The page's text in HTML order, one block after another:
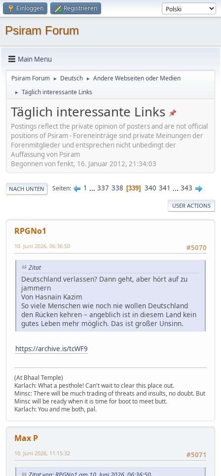
Einloggen Registrieren
Psiram Forum
Main Menu
Psiram Forum ► Deutsch ► Andere Webseiten oder Medien
► Täglich interessante Links
Täglich interessante Links
Postings reflect the private opinion of posters and are not official
positions of Psiram - Foreneinträge sind private Meinungen der
Forenmitglieder und entsprechen nicht unbedingt der
Auffassung von Psiram
Begonnen von fenkt, 16. Januar 2012, 21:34:03
NACH UNTEN Seiten 1 ... 337 338 339 340 341 ... 343
USER ACTIONS
RPGNo1
#5070
10. Juni 2026, 06:36:50
Zitat
Deutschland verlassen? Dann geht, aber hört auf zu
jammern
Von Hasnain Kazim
So viele Menschen wie noch nie wollen Deutschland
den Rücken kehren – angeblich ist in diesem Land kein
gutes Leben mehr möglich. Das ist großer Unsinn.
https://archive.is/tcWF9
(At Bhaal Temple)
Karlach: What a pesthole! Can't wait to clear this place out.
Minsc: There will be much trading of threats and insults, no doubt. But
Minsc will be ready when it is time for boot to meet butt.
Karlach: You and me both, pal.
Max P
#5071
10. Juni 2026, 11:15:32